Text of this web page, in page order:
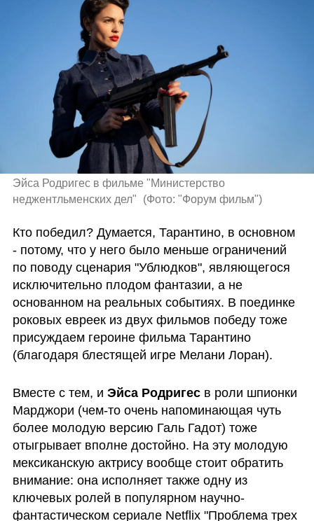
Эйса Родригес в фильме "Министерство
неджентльменских дел"
(Фото: "Форум фильм")
Кто победил? Думается, Тарантино, в основном
- потому, что у него было меньше ограничений
по поводу сценария "Ублюдков", являющегося
исключительно плодом фантазии, а не
основанном на реальных событиях. В поединке
роковых евреек из двух фильмов победу тоже
присуждаем героине фильма Тарантино
(благодаря блестящей игре Мелани Лоран).
Вместе с тем, и Эйса Родригес в роли шпионки
Марджори (чем-то очень напоминающая чуть
более молодую версию Галь Гадот) тоже
отыгрывает вполне достойно. На эту молодую
мексиканскую актрису вообще стоит обратить
внимание: она исполняет также одну из
ключевых ролей в популярном научно-
фантастическом сериале Netflix "Проблема трех